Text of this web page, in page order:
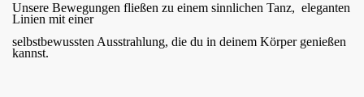
Unsere Bewegungen fließen zu einem sinnlichen Tanz, eleganten
Linien mit einer
selbstbewussten Ausstrahlung, die du in deinem Körper genießen
kannst.